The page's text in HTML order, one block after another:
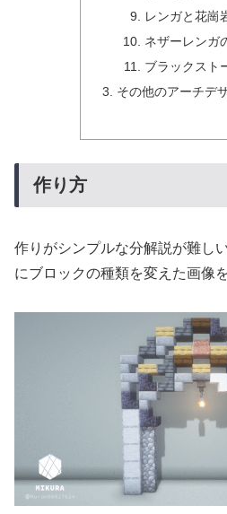
レンガと花崗
ネザーレンガ
ブラックスト
その他のアーチデ
作り方
作りがシンプルな分解説が難し
にブロックの種類を変えた画像